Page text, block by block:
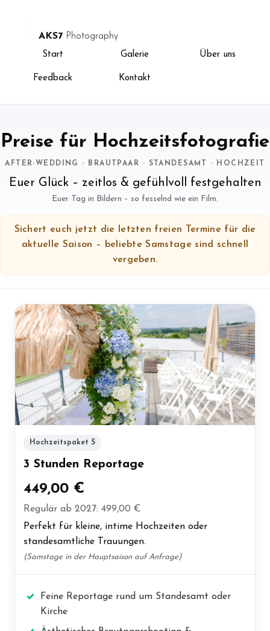
AKS7 Photography
Start Galerie Über uns
Feedback Kontakt
Preise für Hochzeitsfotografie
AFTER-WEDDING · BRAUTPAAR · STANDESAMT · HOCHZEIT
Euer Glück – zeitlos & gefühlvoll festgehalten
Euer Tag in Bildern – so fesselnd wie ein Film.
Sichert euch jetzt die letzten freien Termine für die
aktuelle Saison – beliebte Samstage sind schnell
vergeben.
Hochzeitspaket S
3 Stunden Reportage
449,00 €
Regulär ab 2027: 499,00 €
Perfekt für kleine, intime Hochzeiten oder
standesamtliche Trauungen.
(Samstage in der Hauptsaison auf Anfrage)
Feine Reportage rund um Standesamt oder
Kirche